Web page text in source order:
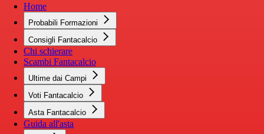
Home
Probabili Formazioni
Consigli Fantacalcio
Chi schierare
Scambi Fantacalcio
Ultime dai Campi
Voti Fantacalcio
Asta Fantacalcio
Guida all'asta